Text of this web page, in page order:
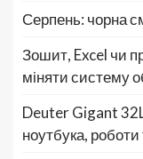
Серпень: чорна
Зошит, Excel чи
міняти систему
Deuter Gigant
ноутбука,